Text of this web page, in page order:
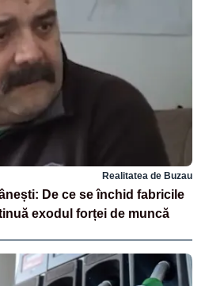
Realitatea de Buzau
De ce se închid fabricile
exodul forței de muncă